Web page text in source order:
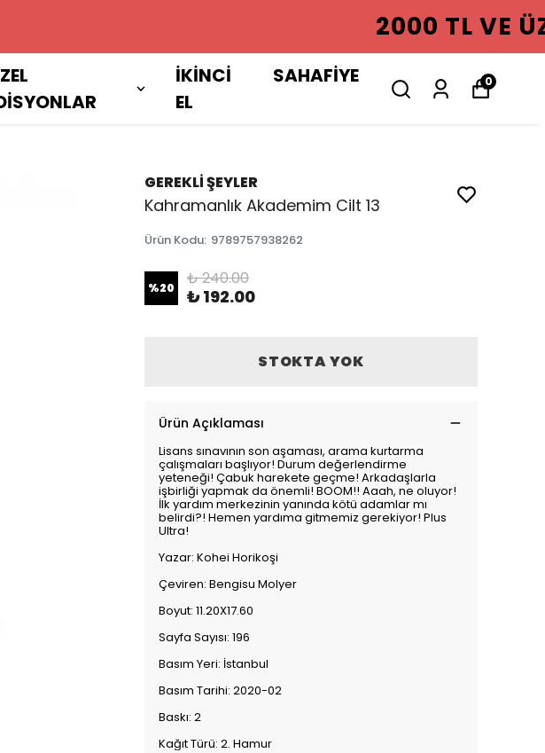
KARGO ÜCRETSIZ
İKİNCİ
EL
SAHAFİYE 0
GEREKLİ ŞEYLER
Kahramanlık Akademim Cilt 13
Ürün Kodu: 9789757938262
%20 ₺ 240.00
₺ 192.00
STOKTA YOK
Ürün Açıklaması
Lisans sınavının son aşaması, arama kurtarma
çalışmaları başlıyor! Durum değerlendirme
yeteneği! Çabuk harekete geçme! Arkadaşlarla
işbirliği yapmak da önemli! BOOM!! Aaah, ne oluyor!
İlk yardım merkezinin yanında kötü adamlar mı
belirdi?! Hemen yardıma gitmemiz gerekiyor! Plus
Ultra!
Yazar: Kohei Horikoşi
Çeviren: Bengisu Molyer
Boyut: 11.20X17.60
Sayfa Sayısı: 196
Basım Yeri: İstanbul
Basım Tarihi: 2020-02
Baskı: 2
Kağıt Türü: 2. Hamur